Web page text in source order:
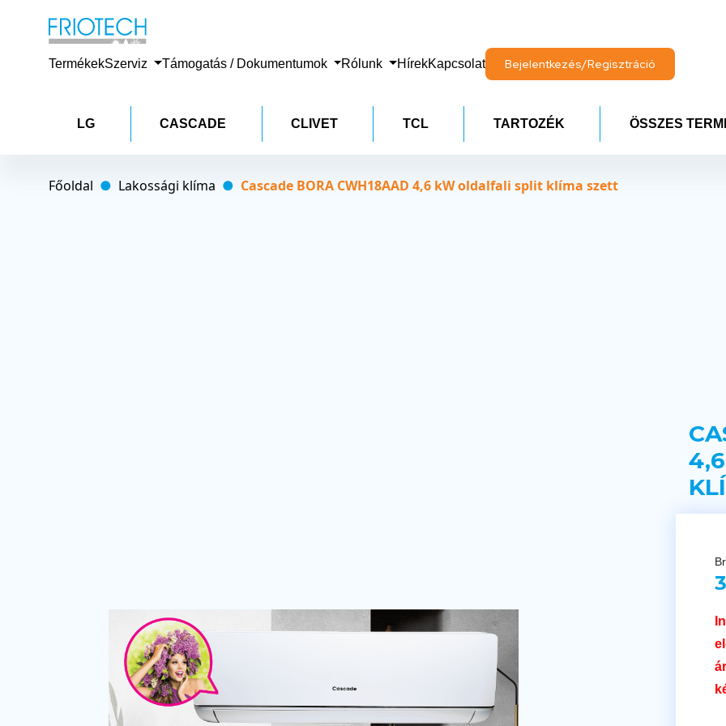
TermékekSzerviz Támogatás / Dokumentumok Rólunk HírekKapcsolat Bejelentkezés/Regisztráció
LG CASCADE CLIVET TCL TARTOZÉK ÖSSZES
Főoldal Lakossági klíma Cascade BORA CWH18AAD 4,6 kW oldalfali split klíma szett